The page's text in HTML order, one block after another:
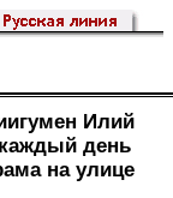
Илий
день
на улице